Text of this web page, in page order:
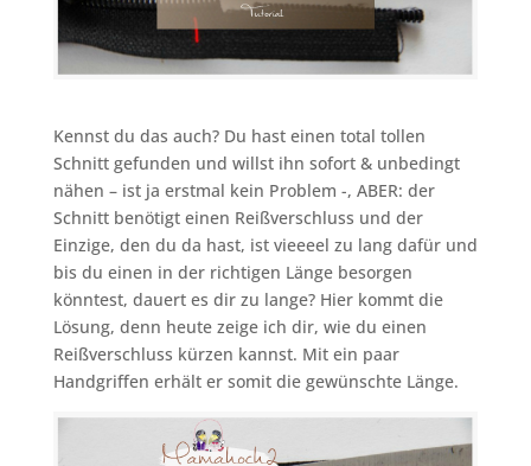
Kennst du das auch? Du hast einen total tollen
Schnitt gefunden und willst ihn sofort & unbedingt
nähen – ist ja erstmal kein Problem -, ABER: der
Schnitt benötigt einen Reißverschluss und der
Einzige, den du da hast, ist vieeeel zu lang dafür und
bis du einen in der richtigen Länge besorgen
könntest, dauert es dir zu lange? Hier kommt die
Lösung, denn heute zeige ich dir, wie du einen
Reißverschluss kürzen kannst. Mit ein paar
Handgriffen erhält er somit die gewünschte Länge.